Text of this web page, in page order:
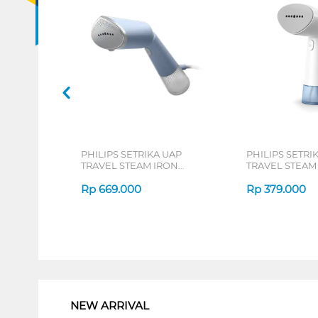
PHILIPS SETRIKA UAP
TRAVEL STEAM IRON
Rp 669.000
PHILIPS
TRAVEL
Rp 379.000
NEW ARRIVAL